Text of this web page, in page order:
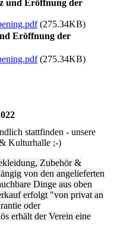
und Eröffnung der
(275.34KB)
Eröffnung der
(275.34KB)
stattfinden - unsere
Kulturhalle ;-)
Zubehör &
von den angelieferten
Dinge aus oben
erfolgt "von privat an
oder
erhält der Verein eine